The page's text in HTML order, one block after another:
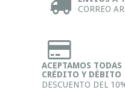
CORREO
ACEPTAMOS TODAS
CRÉDITO Y DÉBITO
DESCUENTO DEL